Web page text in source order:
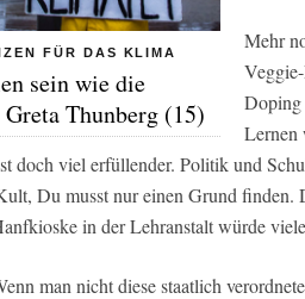
FÜR DAS KLIMA
sein wie die
Thunberg (15)
Mehr
Doping
Lernen
doch viel erfüllender. Politik und
Du musst nur einen Grund finden.
in der Lehranstalt würde
man nicht diese staatlich